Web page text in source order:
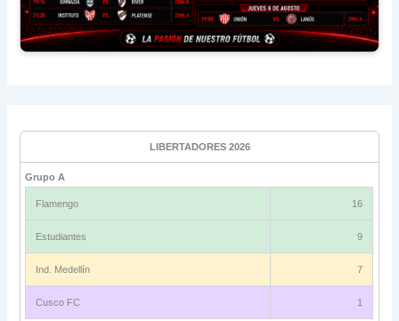
LIBERTADORES 2026
Grupo A
Flamengo 16
Estudiantes 9
Ind. Medellín 7
Cusco FC 1